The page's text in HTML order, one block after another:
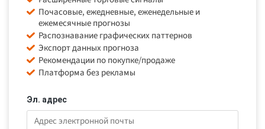
Эл. адрес
Почасовые, ежедневные, еженедельные и
ежемесячные прогнозы
Распознавание графических паттернов
Экспорт данных прогноза
Рекомендации по покупке/продаже
Платформа без рекламы